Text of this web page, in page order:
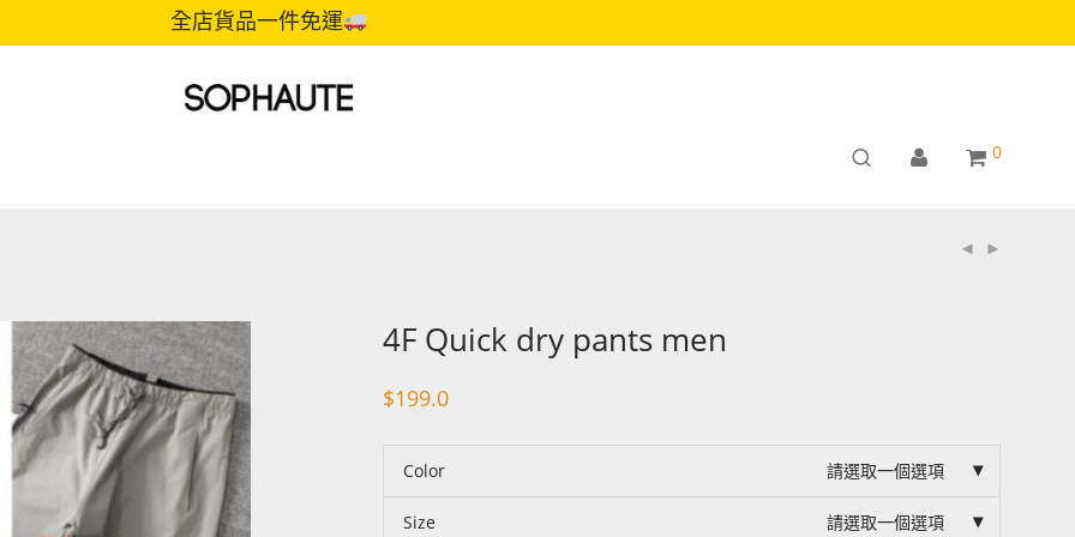
全店貨品一件免運
0
4F Quick dry pants men
$199.0
Color 請選取一個選項
Size 請選取一個選項